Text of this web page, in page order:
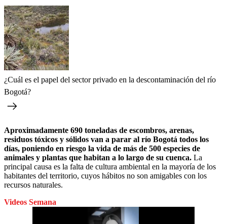
¿Cuál es el papel del sector privado en la descontaminación del río
Bogotá?
Aproximadamente 690 toneladas de escombros, arenas,
residuos tóxicos y sólidos van a parar al río Bogotá todos los
días, poniendo en riesgo la vida de más de 500 especies de
animales y plantas que habitan a lo largo de su cuenca. La
principal causa es la falta de cultura ambiental en la mayoría de los
habitantes del territorio, cuyos hábitos no son amigables con los
recursos naturales.
Videos Semana